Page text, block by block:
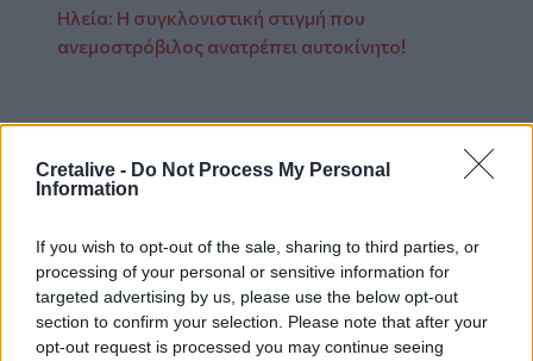
Cretalive - Do Not Process My Personal
Information
If you wish to opt-out of the sale, sharing to third parties, or
processing of your personal or sensitive information for
targeted advertising by us, please use the below opt-out
section to confirm your selection. Please note that after your
opt-out request is processed you may continue seeing
Ηλεία: Η συγκλονιστική στιγμή που
ανεμοστρόβιλος ανατρέπει αυτοκίνητο!
Πηγή:kathimerini.gr
Ακολουθήστε το Cretalive στοGoogle News
στοFacebook
Κάντε εγγραφή στο κανάλι μας στοYouTube